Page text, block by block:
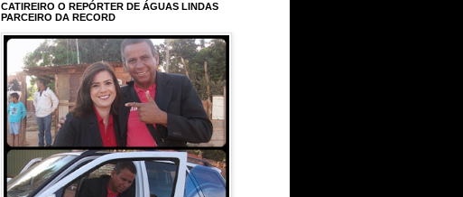
CATIREIRO O REPÓRTER DE ÁGUAS LINDAS
PARCEIRO DA RECORD